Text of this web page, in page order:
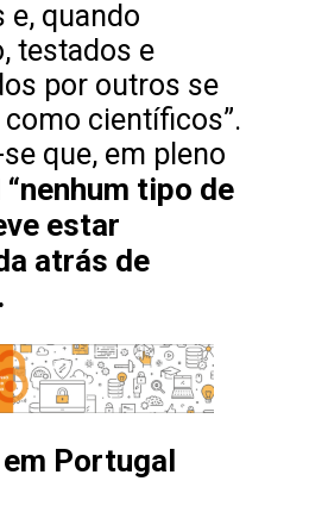
e, quando
testados e
por outros se
científicos”.
que, em pleno
“nenhum tipo de
estar
atrás de
em Portugal